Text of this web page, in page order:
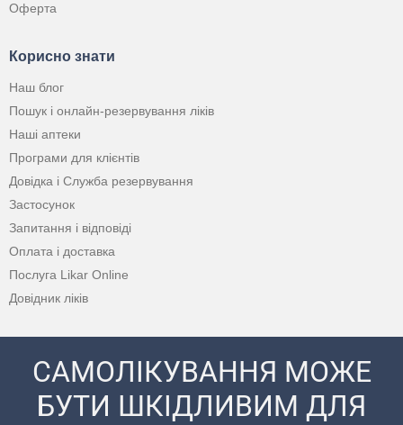
Оферта
Корисно знати
Наш блог
Пошук і онлайн-резервування ліків
Наші аптеки
Програми для клієнтів
Довідка і Служба резервування
Застосунок
Запитання і відповіді
Оплата і доставка
Послуга Likar Online
Довідник ліків
САМОЛІКУВАННЯ МОЖЕ
БУТИ ШКІДЛИВИМ ДЛЯ